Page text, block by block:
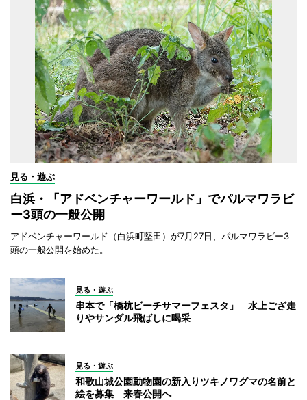
見る・遊ぶ
白浜・「アドベンチャーワールド」でパルマワラビ
ー3頭の一般公開
アドベンチャーワールド（白浜町堅田）が7月27日、パルマワラビー3
頭の一般公開を始めた。
見る・遊ぶ
串本で「橋杭ビーチサマーフェスタ」 水上ござ走
りやサンダル飛ばしに喝采
見る・遊ぶ
和歌山城公園動物園の新入りツキノワグマの名前と
絵を募集 来春公開へ